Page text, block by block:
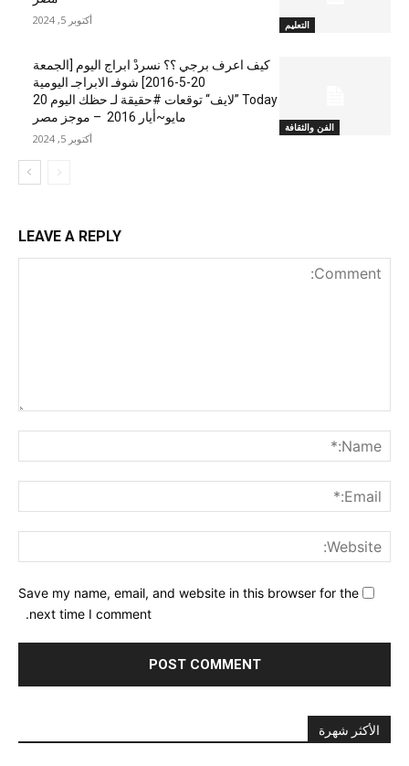
التعليم أكتوبر 5, 2024
الفن والثقافة
كيف اعرف برجي ؟؟ نسردْ ابراج اليوم [الجمعة
20-5-2016] شوفـ الابراجـ اليومية
Today ”لايف“ توقعات #حقيقة لـ حظك اليوم 20
مايو~أيار 2016 – موجز مصر
أكتوبر 5, 2024
LEAVE A REPLY
Save my name, email, and website in this browser for the
next time I comment.
الأكثر شهرة